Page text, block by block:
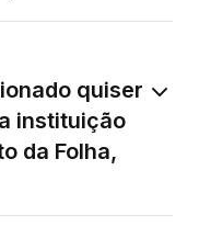
quiser
instituição
da Folha,